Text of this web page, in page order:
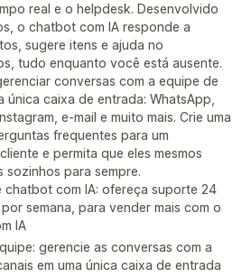
real e o helpdesk. Desenvolvido
o chatbot com IA responde a
sugere itens e ajuda no
tudo enquanto você está ausente.
conversas com a equipe de
única caixa de entrada: WhatsApp,
e-mail e muito mais. Crie uma
frequentes para um
e permita que eles mesmos
sozinhos para sempre.
chatbot com IA: ofereça suporte 24
semana, para vender mais com o
IA
gerencie as conversas com a
em uma única caixa de entrada